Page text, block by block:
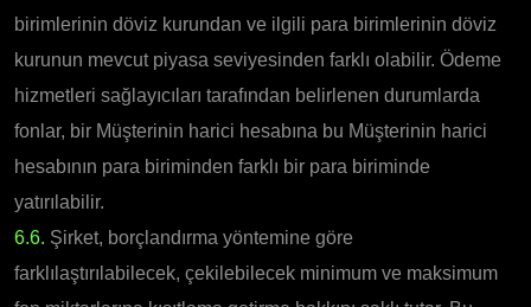
birimlerinin döviz kurundan ve ilgili para birimlerinin döviz
kurunun mevcut piyasa seviyesinden farklı olabilir. Ödeme
hizmetleri sağlayıcıları tarafından belirlenen durumlarda
fonlar, bir Müşterinin harici hesabına bu Müşterinin harici
hesabının para biriminden farklı bir para biriminde
yatırılabilir.
6.6. Şirket, borçlandırma yöntemine göre
farklılaştırılabilecek, çekilebilecek minimum ve maksimum